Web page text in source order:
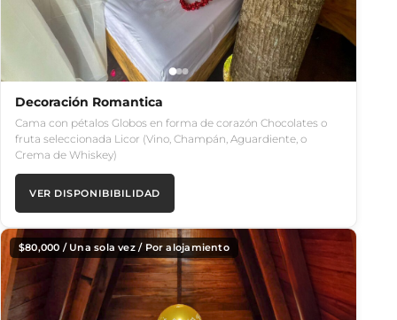
Decoración Romantica
Cama con pétalos Globos en forma de corazón Chocolates o
fruta seleccionada Licor (Vino, Champán, Aguardiente, o
Crema de Whiskey)
VER DISPONIBIBILIDAD
$80,000 / Una sola vez / Por alojamiento